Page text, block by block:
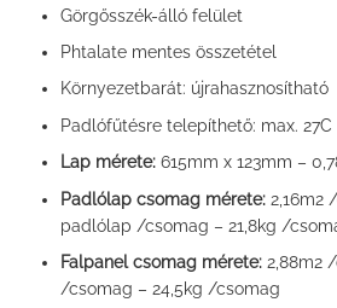
Görgősszék-álló felület
Phtalate mentes összetétel
Környezetbarát: újrahasznosítható
Padlófűtésre telepíthető: max.
Lap mérete:615mm x 123mm –
Padlólap csomag mérete:2,16m2
padlólap /csomag – 21,8kg /
Falpanel csomag mérete: 2,88m2
/csomag – 24,5kg /csomag